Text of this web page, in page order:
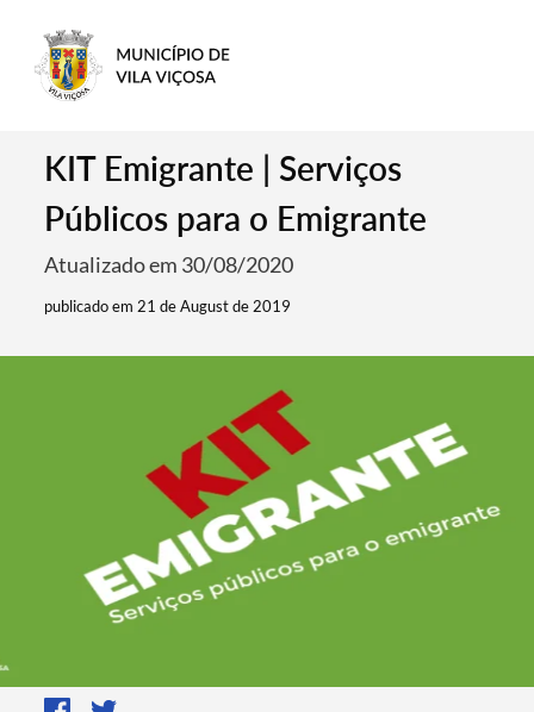
KIT Emigrante | Serviços
Públicos para o Emigrante
Atualizado em 30/08/2020
publicado em 21 de August de 2019